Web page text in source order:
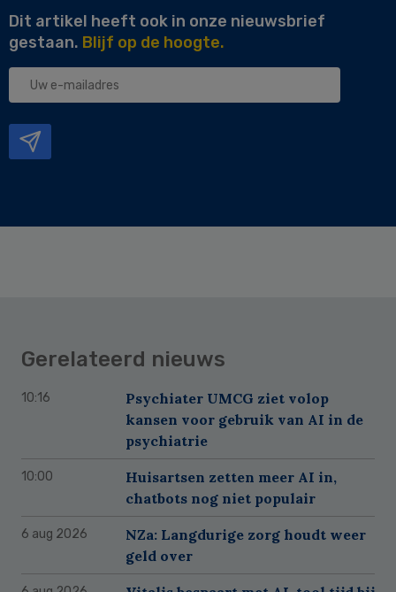
Dit artikel heeft ook in onze nieuwsbrief
gestaan. Blijf op de hoogte.
Uw
Gerelateerd nieuws
10:16
Psychiater UMCG ziet volop
kansen voor gebruik van AI in de
psychiatrie
10:00
Huisartsen zetten meer AI in,
chatbots nog niet populair
6 aug 2026
NZa: Langdurige zorg houdt weer
geld over